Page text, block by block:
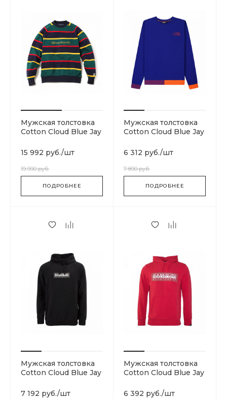
Мужская толстовка
Cotton Cloud Blue Jay
BLUE
15 992 руб./шт
19 990 руб.
ПОДРОБНЕЕ
Мужская толстовка
Cotton Cloud Blue Jay
6 312 руб./шт
7 890 руб.
ПОДРОБНЕЕ
Мужская толстовка
Cotton Cloud Blue Jay
7 192 руб./шт
Мужская толстовка
Cotton Cloud Blue Jay
6 392 руб./шт